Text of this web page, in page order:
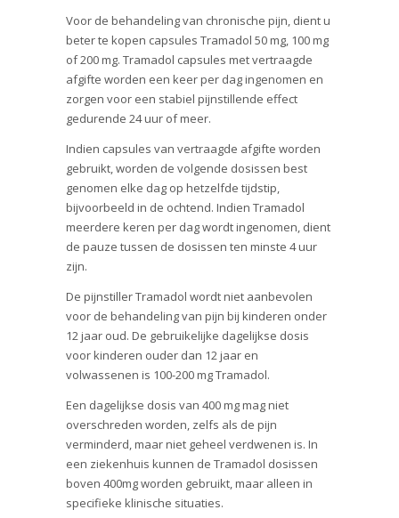
Voor de behandeling van chronische pijn, dient u
beter te kopen capsules Tramadol 50 mg, 100 mg
of 200 mg. Tramadol capsules met vertraagde
afgifte worden een keer per dag ingenomen en
zorgen voor een stabiel pijnstillende effect
gedurende 24 uur of meer.
Indien capsules van vertraagde afgifte worden
gebruikt, worden de volgende dosissen best
genomen elke dag op hetzelfde tijdstip,
bijvoorbeeld in de ochtend. Indien Tramadol
meerdere keren per dag wordt ingenomen, dient
de pauze tussen de dosissen ten minste 4 uur
zijn.
De pijnstiller Tramadol wordt niet aanbevolen
voor de behandeling van pijn bij kinderen onder
12 jaar oud. De gebruikelijke dagelijkse dosis
voor kinderen ouder dan 12 jaar en
volwassenen is 100-200 mg Tramadol.
Een dagelijkse dosis van 400 mg mag niet
overschreden worden, zelfs als de pijn
verminderd, maar niet geheel verdwenen is. In
een ziekenhuis kunnen de Tramadol dosissen
boven 400mg worden gebruikt, maar alleen in
specifieke klinische situaties.